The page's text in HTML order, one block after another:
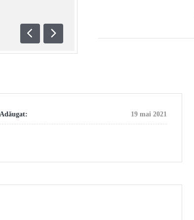
Anterioară
Următoare
Adăugat: 19 mai 2021